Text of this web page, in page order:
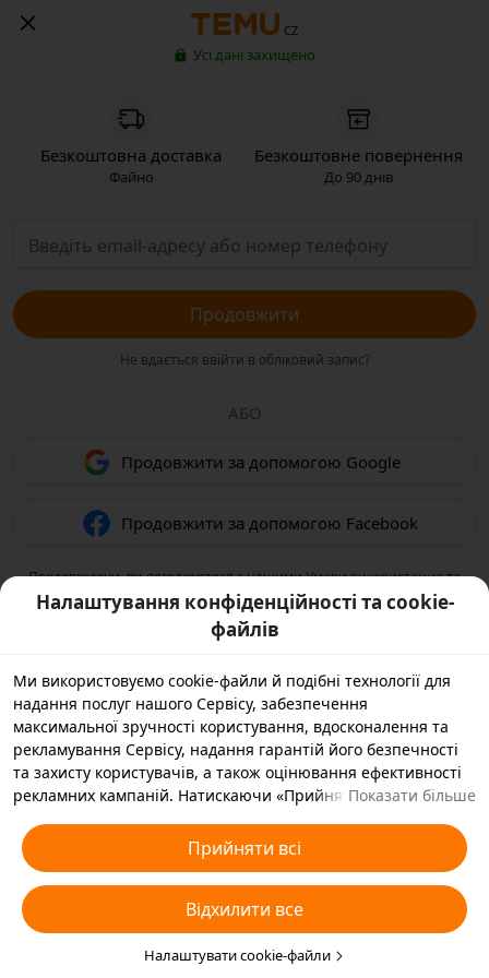
CZ
Усі дані захищено
Безкоштовна доставка
Файно
Безкоштовне повернення
До 90 днів
Продовжити
Не вдається ввійти в обліковий запис?
АБО
Продовжити за допомогою Google
Продовжити за допомогою Facebook
Продовжуючи, ви погоджуєтеся з нашимиУмови використаннята
підтверджуєте, що прочитали нашуПолітикою конфіденційності
Налаштування конфіденційності та cookie-
файлів
Ми використовуємо cookie-файли й подібні технології для
надання послуг нашого Сервісу, забезпечення
максимальної зручності користування, вдосконалення та
рекламування Сервісу, надання гарантій його безпечності
та захисту користувачів, а також оцінювання ефективності
рекламних кампаній. Натискаючи «Прийняти всі», ви
cookie-файли й подібні технології на вашому пристрої,
зібрані в рекламних цілях. Ви також можете вибрати
варіант «Відхилити всі» для необов’язкових cookie-файлів
або вказати, які типи cookie-файлів ви згодні прийняти, а які
бажаєте заблокувати, натиснувши «Налаштувати cookie-
файли» нижче на цій сторінці або зайшовши в розділ
Показати більше
Прийняти всі
Відхилити все
Налаштувати cookie-файли